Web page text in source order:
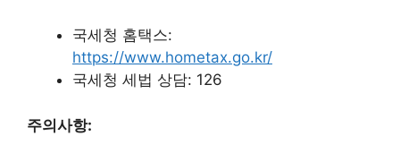
국세청 홈택스:
https://www.hometax.go.kr/
국세청 세법 상담: 126
주의사항: